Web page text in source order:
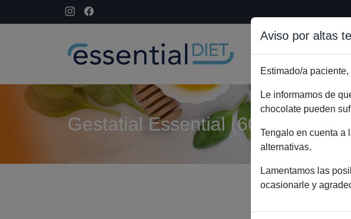
Inicio
Gestatial Essential (60
Aviso por altas
Estimado/a paciente,
Le informamos de
chocolate pueden
Tengalo en cuenta a
alternativas.
Lamentamos las
ocasionarle y